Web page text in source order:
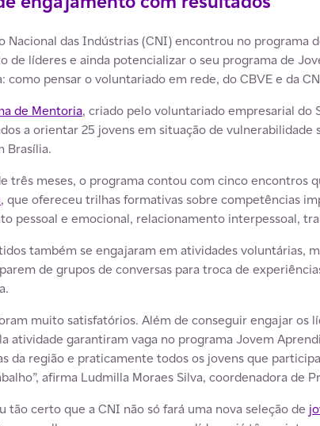
Nacional das Indústrias (CNI) encontrou no programa
de líderes e ainda potencializar o seu programa de
como pensar o voluntariado em rede, do CBVE e da
de Mentoria, criado pelo voluntariado empresarial do
a orientar 25 jovens em situação de vulnerabilidade
Brasília.
três meses, o programa contou com cinco encontros
, que ofereceu trilhas formativas sobre competências
pessoal e emocional, relacionamento interpessoal,
também se engajaram em atividades voluntárias,
de grupos de conversas para troca de
muito satisfatórios. Além de conseguir engajar os
atividade garantiram vaga no programa Jovem
da região e praticamente todos os jovens que
afirma Ludmilla Moraes Silva, coordenadora de
tão certo que a CNI não só fará uma nova seleção de